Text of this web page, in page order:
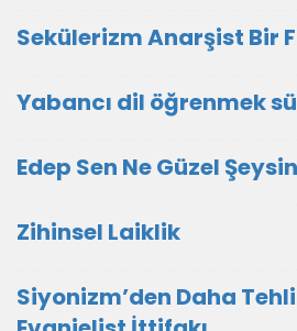
Sekülerizm Anarşist Bir
Yabancı dil öğrenmek
Edep Sen Ne Güzel
Zihinsel Laiklik
Siyonizm’den Daha